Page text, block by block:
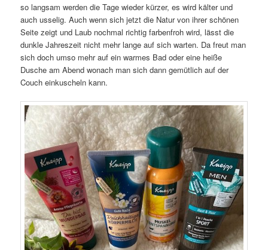
so langsam werden die Tage wieder kürzer, es wird kälter und
auch usselig. Auch wenn sich jetzt die Natur von ihrer schönen
Seite zeigt und Laub nochmal richtig farbenfroh wird, lässt die
dunkle Jahreszeit nicht mehr lange auf sich warten. Da freut man
sich doch umso mehr auf ein warmes Bad oder eine heiße
Dusche am Abend wonach man sich dann gemütlich auf der
Couch einkuscheln kann.